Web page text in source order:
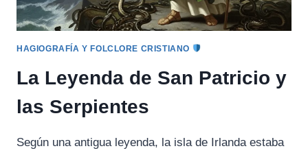
HAGIOGRAFÍA Y FOLCLORE CRISTIANO
La Leyenda de San Patricio y
las Serpientes
Según una antigua leyenda, la isla de Irlanda estaba